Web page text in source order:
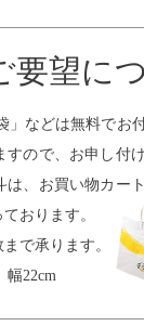
要望に
などは無料でお
すので、お申し付
は、お買い物カー
おります。
で承ります。
幅22cm